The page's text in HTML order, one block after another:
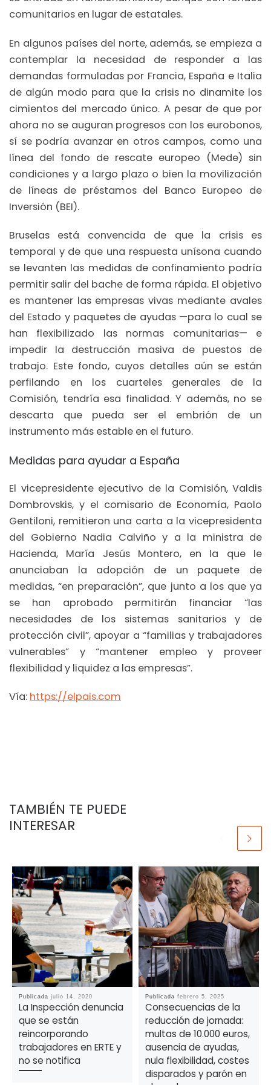
comunitarios en lugar de estatales.
En algunos países del norte, además, se empieza a
contemplar la necesidad de responder a las
demandas formuladas por Francia, España e Italia
de algún modo para que la crisis no dinamite los
cimientos del mercado único. A pesar de que por
ahora no se auguran progresos con los eurobonos,
sí se podría avanzar en otros campos, como una
línea del fondo de rescate europeo (Mede) sin
condiciones y a largo plazo o bien la movilización
de líneas de préstamos del Banco Europeo de
Inversión (BEI).
Bruselas está convencida de que la crisis es
temporal y de que una respuesta unísona cuando
se levanten las medidas de confinamiento podría
permitir salir del bache de forma rápida. El objetivo
es mantener las empresas vivas mediante avales
del Estado y paquetes de ayudas —para lo cual se
han flexibilizado las normas comunitarias— e
impedir la destrucción masiva de puestos de
trabajo. Este fondo, cuyos detalles aún se están
perfilando en los cuarteles generales de la
Comisión, tendría esa finalidad. Y además, no se
descarta que pueda ser el embrión de un
instrumento más estable en el futuro.
Medidas para ayudar a España
El vicepresidente ejecutivo de la Comisión, Valdis
Dombrovskis, y el comisario de Economía, Paolo
Gentiloni, remitieron una carta a la vicepresidenta
del Gobierno Nadia Calviño y a la ministra de
Hacienda, María Jesús Montero, en la que le
anunciaban la adopción de un paquete de
medidas, “en preparación”, que junto a los que ya
se han aprobado permitirán financiar “las
necesidades de los sistemas sanitarios y de
protección civil”, apoyar a “familias y trabajadores
vulnerables” y “mantener empleo y proveer
flexibilidad y liquidez a las empresas”.
Vía: https://elpais.com
TAMBIÉN TE PUEDE
INTERESAR
Publicada julio 14, 2020
La Inspección denuncia
que se están
reincorporando
trabajadores en ERTE y
no se notifica
Publicada febrero 5, 2025
Consecuencias de la
reducción de jornada:
multas de 10.000 euros,
ausencia de ayudas,
nula flexibilidad, costes
disparados y parón en